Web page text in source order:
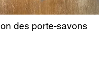
des porte-savons